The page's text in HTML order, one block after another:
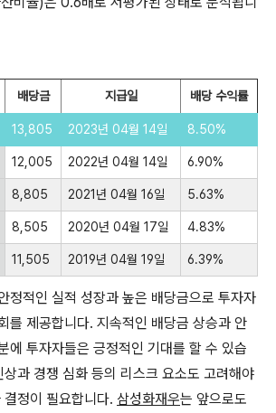
배당금 지급일 배당 수익률
13,805 2023년 04월 14일 8.50%
12,005 2022년 04월 14일 6.90%
8,805 2021년 04월 16일 5.63%
8,505 2020년 04월 17일 4.83%
11,505 2019년 04월 19일 6.39%
정적인 실적 성장과 높은 배당금으로 투자자
를 제공합니다. 지속적인 배당금 상승과 안
에 투자자들은 긍정적인 기대를 할 수 있습
과 경쟁 심화 등의 리스크 요소도 고려해야
정이 필요합니다. 삼성화재우는 앞으로도